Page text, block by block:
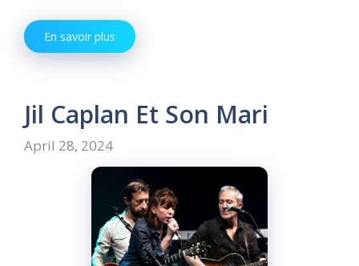
En savoir plus
Jil Caplan Et Son Mari
April 28, 2024